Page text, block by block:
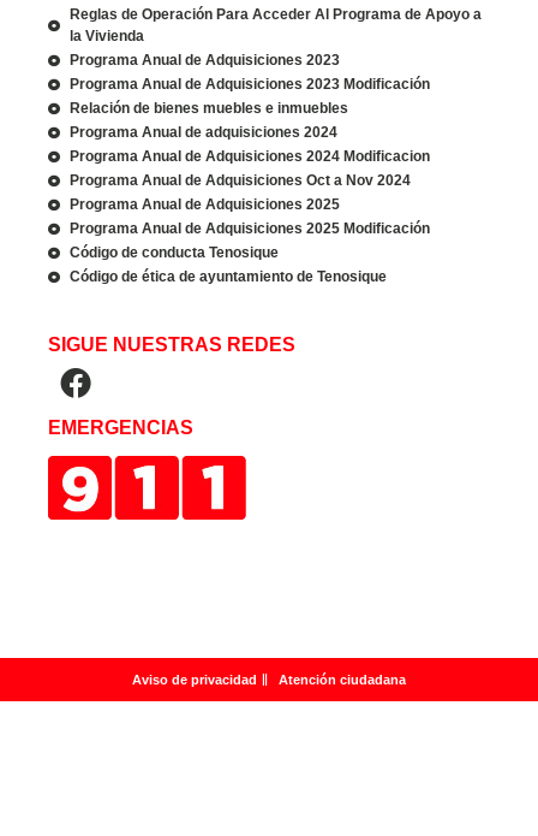
Reglas de Operación Para Acceder Al Programa de Apoyo a
la Vivienda
Programa Anual de Adquisiciones 2023
Programa Anual de Adquisiciones 2023 Modificación
Relación de bienes muebles e inmuebles
Programa Anual de adquisiciones 2024
Programa Anual de Adquisiciones 2024 Modificacion
Programa Anual de Adquisiciones Oct a Nov 2024
Programa Anual de Adquisiciones 2025
Programa Anual de Adquisiciones 2025 Modificación
Código de conducta Tenosique
Código de ética de ayuntamiento de Tenosique
SIGUE NUESTRAS REDES
EMERGENCIAS
Aviso de privacidad Atención ciudadana